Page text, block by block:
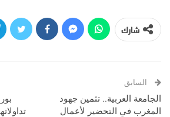
شارك
السابق
الجامعة العربية.. تثمين جهود
المغرب في التحضير لأعمال